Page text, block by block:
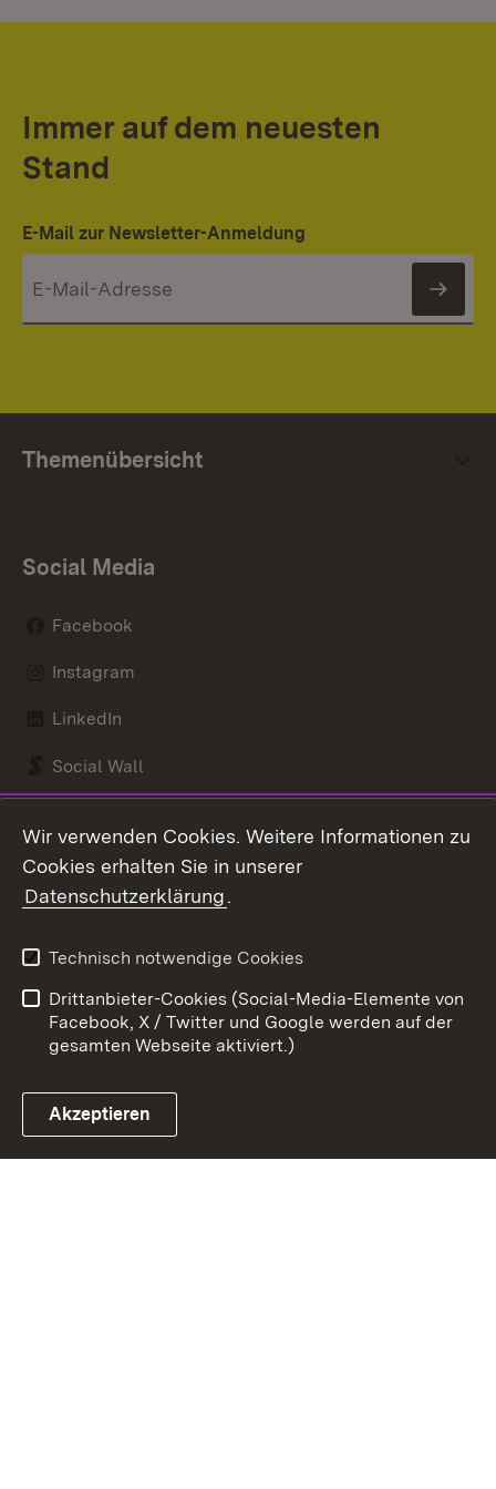
Immer auf dem neuesten
Stand
E-Mail zur Newsletter-Anmeldung
Themenübersicht
Social Media
Facebook
Instagram
LinkedIn
Social Wall
Link zum Landesportal
Kontakt
Barrierefreiheit
Impressum
Cookies
Wir verwenden Cookies. Weitere Informationen zu
Cookies erhalten Sie in unserer
Datenschutzerklärung.
Technisch notwendige Cookies
Drittanbieter-Cookies (Social-Media-Elemente von
Facebook, X / Twitter und Google werden auf der
gesamten Webseite aktiviert.)
Akzeptieren